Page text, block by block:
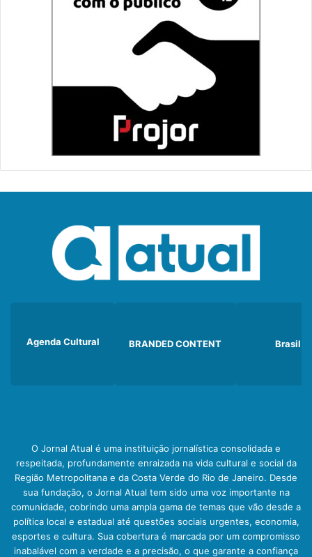
Agenda Cultural BRANDED CONTENT Brasil
O Jornal Atual é uma instituição jornalística consolidada e
respeitada, profundamente enraizada na vida cultural e social da
Região Metropolitana e da Costa Verde do Rio de Janeiro. Desde
sua fundação, o Jornal Atual tem sido uma voz importante na
comunidade, cobrindo uma ampla gama de temas que vão desde a
política local e estadual até questões sociais urgentes, economia,
esportes e cultura. Sua cobertura é marcada por um compromisso
inabalável com a verdade e a precisão, o que garante a confiança